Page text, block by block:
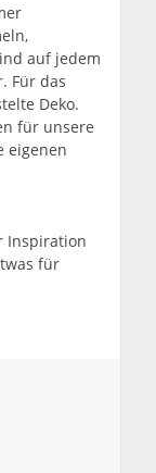
auf jedem
Für das
Deko.
für unsere
eigenen
Inspiration
für